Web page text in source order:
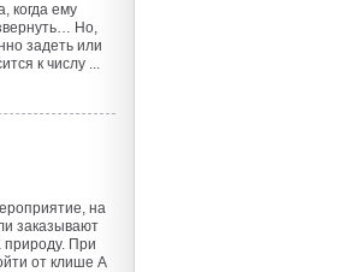
когда ему
Но,
задеть или
к числу ...
на
заказывают
природу. При
от клише А